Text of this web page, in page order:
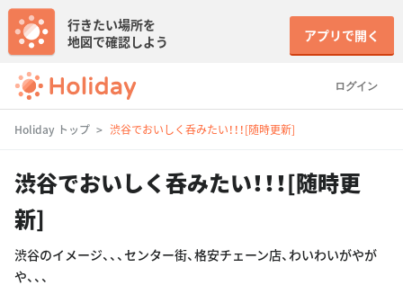
ログイン
行きたい場所を
地図で確認しよう
アプリで開く
Holiday トップ 渋谷でおいしく呑みたい！！！[随時更新]
渋谷でおいしく呑みたい！！！[随時更
新]
渋谷のイメージ、、、センター街、格安チェーン店、わいわいがやが
や、、、